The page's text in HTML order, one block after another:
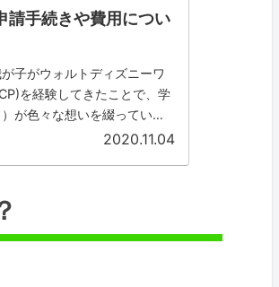
手続きや費用につい
子がウォルトディズニーワ
を経験してきたことで、学
が色々な想いを綴っている
2020.11.04